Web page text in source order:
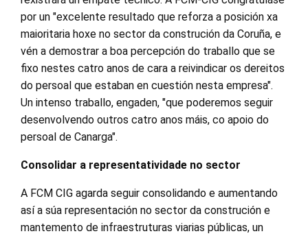
por un "excelente resultado que reforza a posición xa
maioritaria hoxe no sector da construción da Coruña, e
vén a demostrar a boa percepción do traballo que se
fixo nestes catro anos de cara a reivindicar os dereitos
do persoal que estaban en cuestión nesta empresa".
Un intenso traballo, engaden, "que poderemos seguir
desenvolvendo outros catro anos máis, co apoio do
persoal de Canarga".
Consolidar a representatividade no sector
A FCM CIG agarda seguir consolidando e aumentando
así a súa representación no sector da construción e
mantemento de infraestruturas viarias públicas, un